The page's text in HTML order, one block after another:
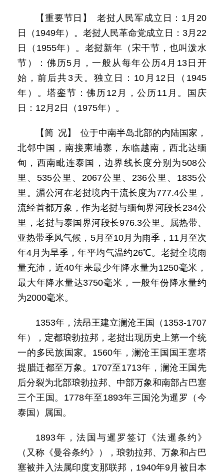
【重要节日】 老挝人民军成立日：1月20
日（1949年）。老挝人民革命党成立日：3月22
日（1955年）。老挝新年（宋干节，也叫泼水
节）：佛历5月，一般从每年公历4月13日开
始，前后共3天。独立日：10月12日（1945
年）。塔銮节：佛历12月，公历11月。国庆
日：12月2日（1975年）。
【简 况】 位于中南半岛北部的内陆国家，
北邻中国，南接柬埔寨，东临越南，西北达缅
甸，西南毗连泰国，边界线长度分别为508公
里、535公里、2067公里、236公里、1835公
里。湄公河在老挝境内干流长度为777.4公里，
流经首都万象，作为老挝与缅甸界河段长234公
里，老挝与泰国界河段长976.3公里。属热带、
亚热带季风气候，5月至10月为雨季，11月至次
年4月为旱季，年平均气温约26℃。老挝全境雨
量充沛，近40年来最少年降水量为1250毫米，
最大年降水量达3750毫米，一般年份降水量约
为2000毫米。
1353年，法昂王建立澜沧王国（1353-1707
年），定都琅勃拉邦，老挝出现历史上第一个统
一的多民族国家。1560年，澜沧王国国王塞塔
提腊迁都至万象。1707至1713年，澜沧王国先
后分裂为北部琅勃拉邦、中部万象和南部占巴塞
三个王国。1778年至1893年三国沦为暹罗（今
泰国）属国。
1893年，法国与暹罗签订《法暹条约》
（又称《曼谷条约》），琅勃拉邦、万象和占巴
塞被并入法属印度支那联邦，1940年9月被日本